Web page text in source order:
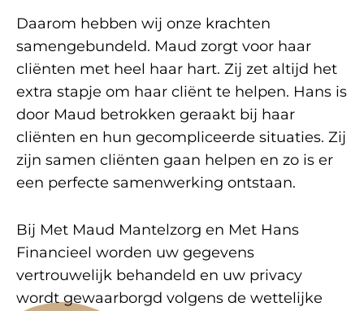
Daarom hebben wij onze krachten
samengebundeld. Maud zorgt voor haar
cliënten met heel haar hart. Zij zet altijd het
extra stapje om haar cliënt te helpen. Hans is
door Maud betrokken geraakt bij haar
cliënten en hun gecompliceerde situaties. Zij
zijn samen cliënten gaan helpen en zo is er
een perfecte samenwerking ontstaan.
Bij Met Maud Mantelzorg en Met Hans
Financieel worden uw gegevens
vertrouwelijk behandeld en uw privacy
wordt gewaarborgd volgens de wettelijke